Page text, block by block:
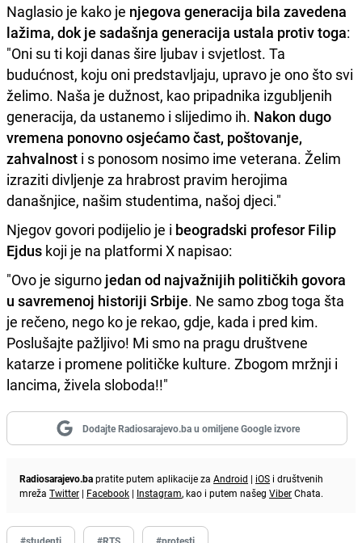
Naglasio je kako je njegova generacija bila zavedena
lažima, dok je sadašnja generacija ustala protiv toga:
"Oni su ti koji danas šire ljubav i svjetlost. Ta
budućnost, koju oni predstavljaju, upravo je ono što svi
želimo. Naša je dužnost, kao pripadnika izgubljenih
generacija, da ustanemo i slijedimo ih. Nakon dugo
vremena ponovno osjećamo čast, poštovanje,
zahvalnost i s ponosom nosimo ime veterana. Želim
izraziti divljenje za hrabrost pravim herojima
današnjice, našim studentima, našoj djeci."
Njegov govori podijelio je i beogradski profesor Filip
Ejdus koji je na platformi X napisao:
"Ovo je sigurno jedan od najvažnijih političkih govora
u savremenoj historiji Srbije. Ne samo zbog toga šta
je rečeno, nego ko je rekao, gdje, kada i pred kim.
Poslušajte pažljivo! Mi smo na pragu društvene
katarze i promene političke kulture. Zbogom mržnji i
lancima, živela sloboda!!"
Dodajte Radiosarajevo.ba u omiljene Google izvore
Radiosarajevo.bapratite putem aplikacije za Android | iOS i društvenih
mreža Twitter | Facebook | Instagram, kao i putem našeg ViberChata.
#studenti #RTS #protesti